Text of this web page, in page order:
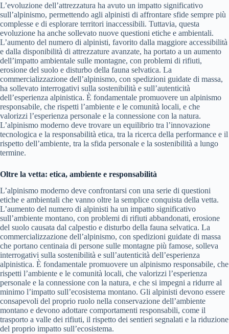
L’evoluzione dell’attrezzatura ha avuto un impatto significativo
sull’alpinismo, permettendo agli alpinisti di affrontare sfide sempre più
complesse e di esplorare territori inaccessibili. Tuttavia, questa
evoluzione ha anche sollevato nuove questioni etiche e ambientali.
L’aumento del numero di alpinisti, favorito dalla maggiore accessibilità
e dalla disponibilità di attrezzature avanzate, ha portato a un aumento
dell’impatto ambientale sulle montagne, con problemi di rifiuti,
erosione del suolo e disturbo della fauna selvatica. La
commercializzazione dell’alpinismo, con spedizioni guidate di massa,
ha sollevato interrogativi sulla sostenibilità e sull’autenticità
dell’esperienza alpinistica. È fondamentale promuovere un alpinismo
responsabile, che rispetti l’ambiente e le comunità locali, e che
valorizzi l’esperienza personale e la connessione con la natura.
L’alpinismo moderno deve trovare un equilibrio tra l’innovazione
tecnologica e la responsabilità etica, tra la ricerca della performance e il
rispetto dell’ambiente, tra la sfida personale e la sostenibilità a lungo
termine.
Oltre la vetta: etica, ambiente e responsabilità
L’alpinismo moderno deve confrontarsi con una serie di questioni
etiche e ambientali che vanno oltre la semplice conquista della vetta.
L’aumento del numero di alpinisti ha un impatto significativo
sull’ambiente montano, con problemi di rifiuti abbandonati, erosione
del suolo causata dal calpestio e disturbo della fauna selvatica. La
commercializzazione dell’alpinismo, con spedizioni guidate di massa
che portano centinaia di persone sulle montagne più famose, solleva
interrogativi sulla sostenibilità e sull’autenticità dell’esperienza
alpinistica. È fondamentale promuovere un alpinismo responsabile, che
rispetti l’ambiente e le comunità locali, che valorizzi l’esperienza
personale e la connessione con la natura, e che si impegni a ridurre al
minimo l’impatto sull’ecosistema montano. Gli alpinisti devono essere
consapevoli del proprio ruolo nella conservazione dell’ambiente
montano e devono adottare comportamenti responsabili, come il
trasporto a valle dei rifiuti, il rispetto dei sentieri segnalati e la riduzione
del proprio impatto sull’ecosistema.